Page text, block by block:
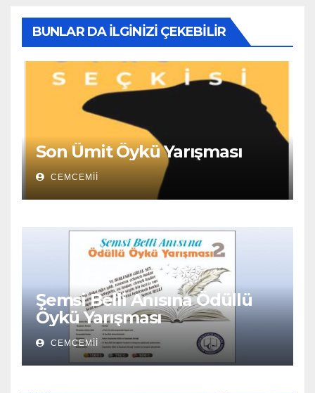
BUNLAR DA İLGINIZI ÇEKEBILIR
Son Ümit Öykü Yarışması
CEMCEMII
Şemsi Belli Anısına Ödüllü
Öykü Yarışması
CEMCEMII